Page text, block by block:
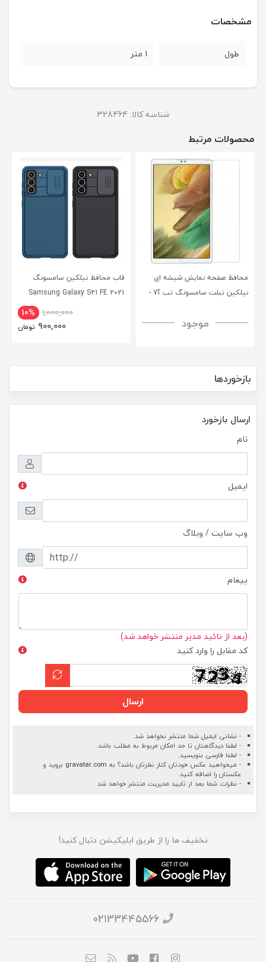
مشخصات
طول 1 متر
شناسه کالا: 328464
محصولات مرتبط
محافظ صفحه نمایش شیشه ای
نیلکین تبلت سامسونگ تب آ7 -
H+ Anti-explosion Tempered
موجود
قاب محافظ نیلکین سامسونگ
Samsung Galaxy S21 FE 2021
10% 1,000,000
900,000 تومان
بازخوردها
ارسال بازخورد
نام
ایمیل
وب سایت / وبلاگ
پیغام
(بعد از تائید مدیر منتشر خواهد شد)
کد مقابل را وارد کنید
ارسال
- نشانی ایمیل شما منتشر نخواهد شد.
- لطفا دیدگاهتان تا حد امکان مربوط به مطلب باشد.
- لطفا فارسی بنویسید.
- میخواهید عکس خودتان کنار نظرتان باشد؟ به gravatar.com بروید و
عکستان را اضافه کنید.
- نظرات شما بعد از تایید مدیریت منتشر خواهد شد
تخفیف ها را از طریق اپلیکیشن دنبال کنید!
02133445566